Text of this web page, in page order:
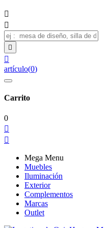




artículo(0)
Carrito
0


Mega Menu
Muebles
Iluminación
Exterior
Complementos
Marcas
Outlet